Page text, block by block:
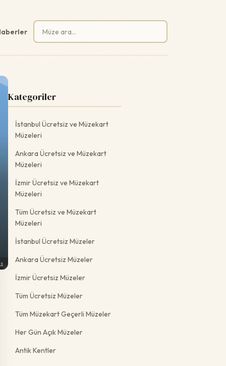
Arama:
Kategoriler
İstanbul Ücretsiz ve Müzekart
Müzeleri
Ankara Ücretsiz ve Müzekart
Müzeleri
İzmir Ücretsiz ve Müzekart
Müzeleri
Tüm Ücretsiz ve Müzekart
Müzeleri
İstanbul Ücretsiz Müzeler
Ankara Ücretsiz Müzeler
İzmir Ücretsiz Müzeler
Tüm Ücretsiz Müzeler
Tüm Müzekart Geçerli Müzeler
Her Gün Açık Müzeler
Antik Kentler